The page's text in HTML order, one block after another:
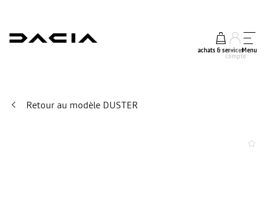
achats & services
mon
compte
Menu
Retour au modèle DUSTER